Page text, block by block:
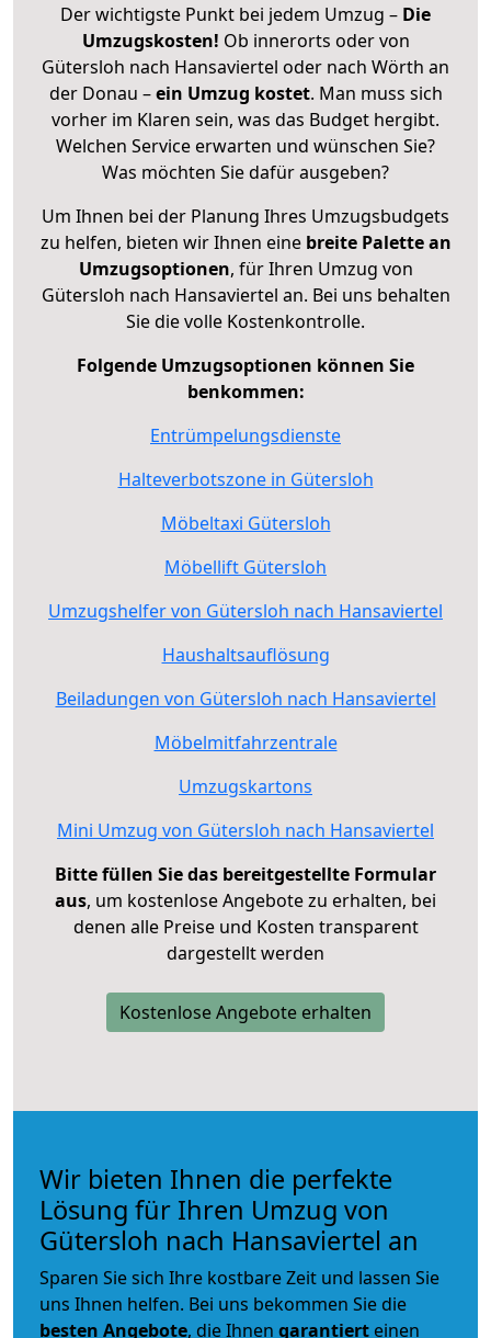
Der wichtigste Punkt bei jedem Umzug – Die
Umzugskosten! Ob innerorts oder von
Gütersloh nach Hansaviertel oder nach Wörth an
der Donau –ein Umzug kostet. Man muss sich
vorher im Klaren sein, was das Budget hergibt.
Welchen Service erwarten und wünschen Sie?
Was möchten Sie dafür ausgeben?
Um Ihnen bei der Planung Ihres Umzugsbudgets
zu helfen, bieten wir Ihnen eine breite Palette an
Umzugsoptionen, für Ihren Umzug von
Gütersloh nach Hansaviertel an. Bei uns behalten
Sie die volle Kostenkontrolle.
Folgende Umzugsoptionen können Sie
benkommen:
Entrümpelungsdienste
Halteverbotszone in Gütersloh
Möbeltaxi Gütersloh
Möbellift Gütersloh
Umzugshelfer von Gütersloh nach Hansaviertel
Haushaltsauflösung
Beiladungen von Gütersloh nach Hansaviertel
Möbelmitfahrzentrale
Umzugskartons
Mini Umzug von Gütersloh nach Hansaviertel
Bitte füllen Sie das bereitgestellte Formular
aus, um kostenlose Angebote zu erhalten, bei
denen alle Preise und Kosten transparent
dargestellt werden
Kostenlose Angebote erhalten
Wir bieten Ihnen die perfekte
Lösung für Ihren Umzug von
Gütersloh nach Hansaviertel an
Sparen Sie sich Ihre kostbare Zeit und lassen Sie
uns Ihnen helfen. Bei uns bekommen Sie die
besten Angebote, die Ihnen garantiert einen